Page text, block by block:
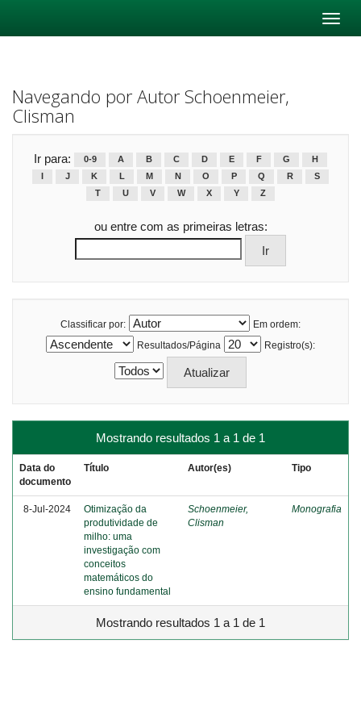
Navegando por Autor Schoenmeier,
Clisman
Ir para: 0-9 A B C D E F G
H
J K L M N O P Q R
S
T
U V W X Y Z
ou entre com as primeiras letras:
Classificar por:
Em ordem:
Resultados/Página
Registro(s):
Mostrando resultados 1 a 1 de 1
Data do
documento
Título Autor(es) Tipo
8-Jul-2024
Otimização da
produtividade de
milho: uma
investigação com
conceitos
matemáticos do
ensino fundamental
Schoenmeier,
Clisman
Monografia
Mostrando resultados 1 a 1 de 1